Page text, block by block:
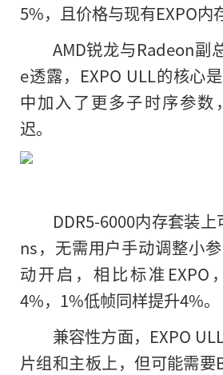
5%，且价格与现有EXPO内
AMD锐龙与Radeon副
e透露，EXPO ULL的核心
中加入了更多子时序参数
迟。
DDR5-6000内存套装
ns，无需用户手动调整小
动开启，相比标准EXPO
4%，1%低帧同样提升4%。
兼容性方面，EXPO
片组和主板上，但可能需要